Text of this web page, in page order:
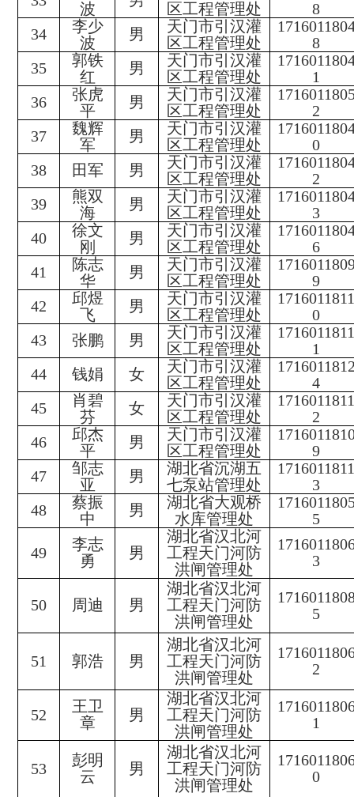
波
区工程管理处
8
34
李少
波
男
天门市引汉灌
区工程管理处
8
35
郭铁
红
男
天门市引汉灌
区工程管理处
1
36
张虎
平
男
天门市引汉灌
区工程管理处
2
37
魏辉
军
男
天门市引汉灌
区工程管理处
0
38
田军 男
天门市引汉灌
区工程管理处
2
39
熊双
海
男
天门市引汉灌
区工程管理处
3
40
徐文
刚
男
天门市引汉灌
区工程管理处
6
41
陈志
华
男
天门市引汉灌
区工程管理处
9
42
邱煜
飞
男
天门市引汉灌
区工程管理处
1716011811
0
43
张鹏 男
天门市引汉灌
区工程管理处
1716011811
1
44
钱娟 女
天门市引汉灌
区工程管理处
4
45
肖碧
芬
女
天门市引汉灌
区工程管理处
1716011811
2
46
邱杰
平
男
天门市引汉灌
区工程管理处
9
47
邹志
亚
男
湖北省沉湖五
七泵站管理处
1716011811
3
48
蔡振
中
男
湖北省大观桥
水库管理处
5
49
李志
勇
男
湖北省汉北河
工程天门河防
洪闸管理处
3
50 周迪 男
湖北省汉北河
工程天门河防
洪闸管理处
5
51 郭浩 男
湖北省汉北河
工程天门河防
洪闸管理处
2
52
王卫
章
男
湖北省汉北河
工程天门河防
洪闸管理处
1
53
彭明
云
男
湖北省汉北河
工程天门河防
洪闸管理处
0